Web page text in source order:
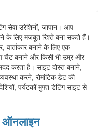
सेवा उरेशिनों, जापान। आप
के लिए मजबूत रिश्ते बना सकते हैं।
बनाने के लिए एक
चैट बनाने और किसी भी उम्र और
करता है। साइट दोस्त बनाने,
करने, रोमांटिक डेट की
पर्यटकों मुफ्त डेटिंग साइट से
ऑनलाइन